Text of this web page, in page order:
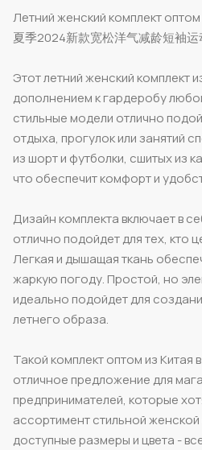
Летний женский комплект
夏季2024新款宽松洋气减龄短袖运
Этот летний женский комплект
дополнением к гардеробу
стильные модели отлично
отдыха, прогулок или занятий
из шорт и футболки, сшитых из
что обеспечит комфорт и
Дизайн комплекта включает в
отлично подойдет для тех, кто
Легкая и дышащая ткань
жаркую погоду. Простой, но
идеально подойдет для
летнего образа.
Такой комплект оптом из Китая
отличное предложение для
предпринимателей, которые
ассортимент стильной
доступные размеры и цвета -